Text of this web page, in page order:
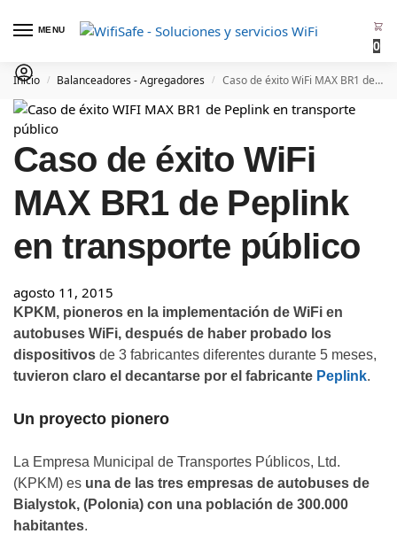
MENU
0
Inicio / Balanceadores - Agregadores / Caso de éxito WiFi MAX BR1 de Peplink en transporte público
Caso de éxito WiFi
MAX BR1 de Peplink
en transporte público
agosto 11, 2015
KPKM, pioneros en la implementación de WiFi en
autobuses WiFi, después de haber probado los
dispositivos de 3 fabricantes diferentes durante 5 meses,
tuvieron claro el decantarse por el fabricante Peplink.
Un proyecto pionero
La Empresa Municipal de Transportes Públicos, Ltd.
(KPKM) es una de las tres empresas de autobuses de
Bialystok, (Polonia) con una población de 300.000
habitantes.